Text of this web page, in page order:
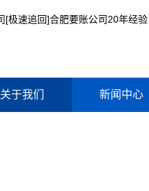
关于我们 新闻中心